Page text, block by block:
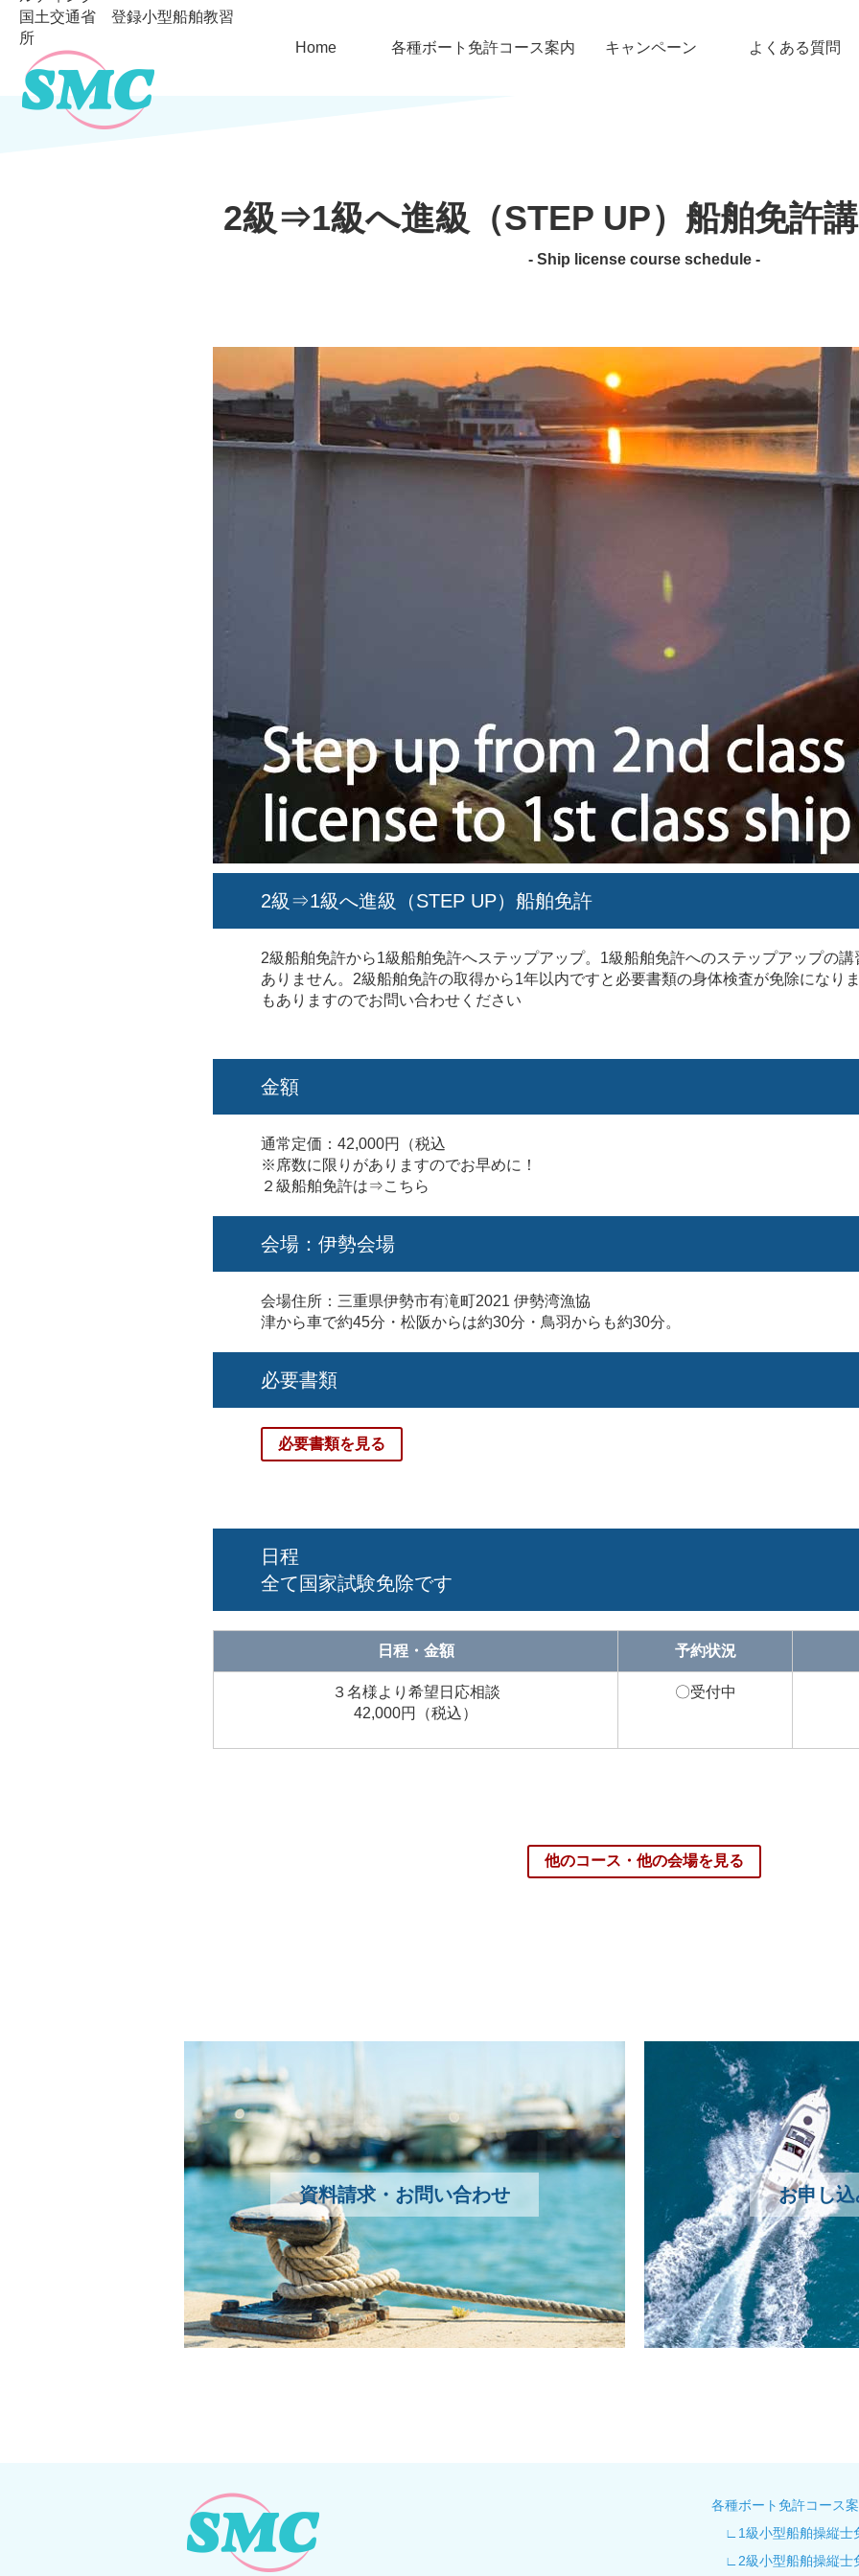
国土交通省 登録小型船舶教習
所
Home 各種ボート免許コース案内 キャンペーン よくある質問
2級⇒1級へ進級（STEP UP）船舶免許講
- Ship license course schedule -
2級⇒1級へ進級（STEP UP）船舶免許
2級船舶免許から1級船舶免許へステップアップ。1級船舶免許へのステップアップの
ありません。2級船舶免許の取得から1年以内ですと必要書類の身体検査が免除になり
もありますのでお問い合わせください
金額
通常定価：42,000円（税込
※席数に限りがありますのでお早めに！
２級船舶免許は⇒こちら
会場：伊勢会場
会場住所：三重県伊勢市有滝町2021 伊勢湾漁協
津から車で約45分・松阪からは約30分・鳥羽からも約30分。
必要書類
必要書類を見る
日程
全て国家試験免除です
日程・金額 予約状況
３名様より希望日応相談
42,000円（税込）
〇受付中
他のコース・他の会場を見る
資料請求・お問い合わせ お申し
各種ボート免許コース
∟1級小型船舶操縦士
∟2級小型船舶操縦士